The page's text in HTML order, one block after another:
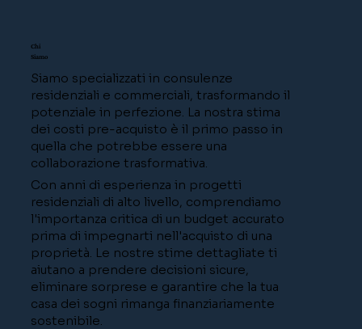
Chi
Siamo
Siamo specializzati in consulenze
residenziali e commerciali, trasformando il
potenziale in perfezione. La nostra stima
dei costi pre-acquisto è il primo passo in
quella che potrebbe essere una
collaborazione trasformativa.
Con anni di esperienza in progetti
residenziali di alto livello, comprendiamo
l'importanza critica di un budget accurato
prima di impegnarti nell'acquisto di una
proprietà. Le nostre stime dettagliate ti
aiutano a prendere decisioni sicure,
eliminare sorprese e garantire che la tua
casa dei sogni rimanga finanziariamente
sostenibile.